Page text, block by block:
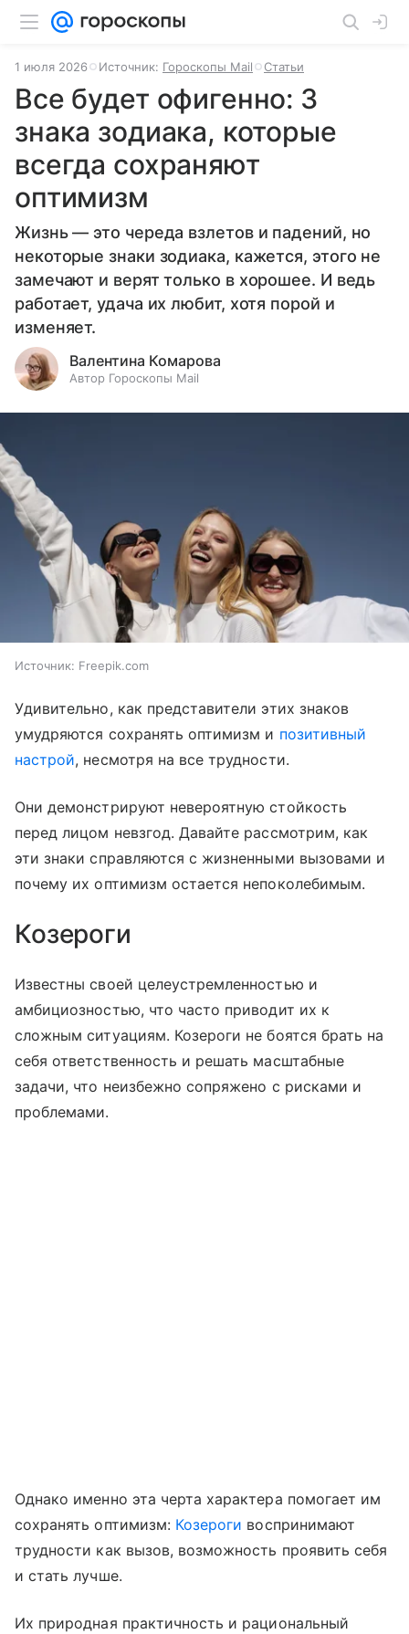
1 июля 2026 Источник: Гороскопы Mail Статьи
Все будет офигенно: 3
знака зодиака, которые
всегда сохраняют
оптимизм
Жизнь — это череда взлетов и падений, но
некоторые знаки зодиака, кажется, этого не
замечают и верят только в хорошее. И ведь
работает, удача их любит, хотя порой и
изменяет.
Валентина Комарова
Автор Гороскопы Mail
Источник: Freepik.com
Удивительно, как представители этих знаков
умудряются сохранять оптимизм и позитивный
настрой, несмотря на все трудности.
Они демонстрируют невероятную стойкость
перед лицом невзгод. Давайте рассмотрим, как
эти знаки справляются с жизненными вызовами и
почему их оптимизм остается непоколебимым.
Козероги
Известны своей целеустремленностью и
амбициозностью, что часто приводит их к
сложным ситуациям. Козероги не боятся брать на
себя ответственность и решать масштабные
задачи, что неизбежно сопряжено с рисками и
проблемами.
Однако именно эта черта характера помогает им
сохранять оптимизм: Козероги воспринимают
трудности как вызов, возможность проявить себя
и стать лучше.
Их природная практичность и рациональный